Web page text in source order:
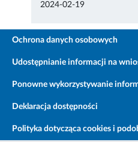
2024-02-19
Ochrona danych osobowych
Udostępnianie informacji na
Ponowne wykorzystywanie
Deklaracja dostępności
Polityka dotycząca cookies i